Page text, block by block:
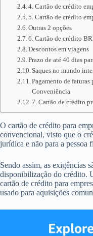
4. Cartão de crédito
5. Cartão de crédito
Outras 2 opções
6. Cartão de crédito
Descontos em viagens
Prazo de até 40 dias
Saques no mundo
Pagamento de
Conveniência
7. Cartão de crédito
O cartão de crédito para
convencional, visto que o
jurídica e não para a pessoa
Sendo assim, as exigências
disponibilização do crédito.
cartão de crédito para
usado para aquisições